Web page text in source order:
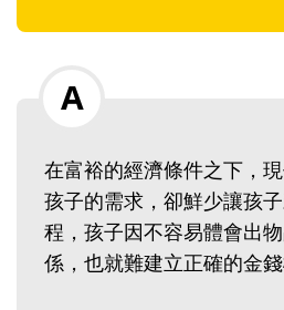
在富裕的經濟條件之下，
孩子的需求，卻鮮少讓孩
程，孩子因不容易體會出
係，也就難建立正確的金錢